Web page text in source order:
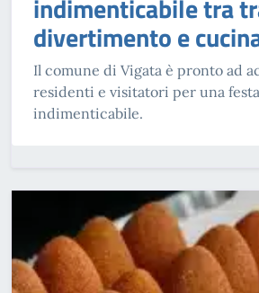
indimenticabile tra
divertimento e
Il comune di Vigata è pronto ad
residenti e visitatori per una
indimenticabile.